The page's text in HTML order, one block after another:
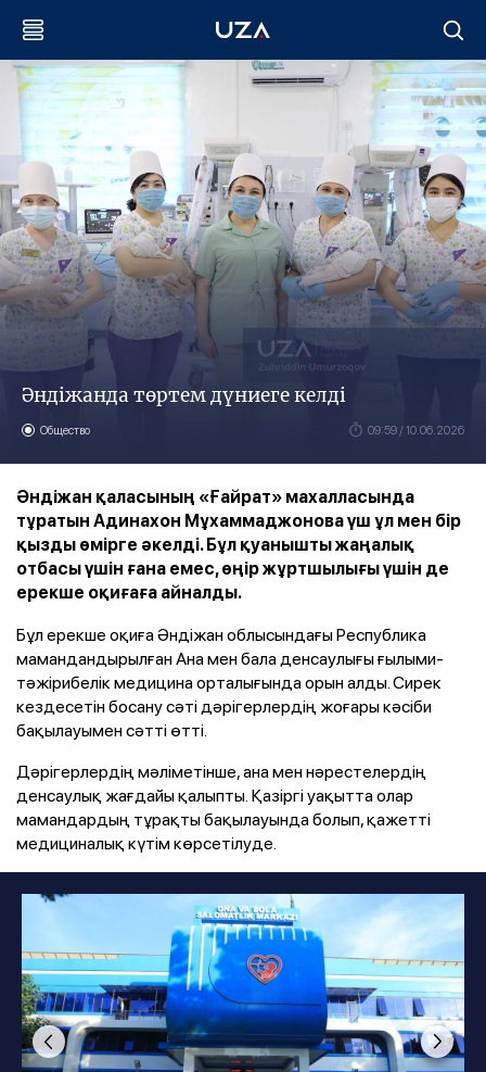
Әндіжанда төртем дүниеге келді
Общество 09:59 / 10.06.2026
Әндіжан қаласының «Ғайрат» махалласында
тұратын Адинахон Мұхаммаджонова үш ұл мен бір
қызды өмірге әкелді. Бұл қуанышты жаңалық
отбасы үшін ғана емес, өңір жұртшылығы үшін де
ерекше оқиғаға айналды.
Бұл ерекше оқиға Әндіжан облысындағы Республика
мамандандырылған Ана мен бала денсаулығы ғылыми-
тәжірибелік медицина орталығында орын алды. Сирек
кездесетін босану сәті дәрігерлердің жоғары кәсіби
бақылауымен сәтті өтті.
Дәрігерлердің мәліметінше, ана мен нәрестелердің
денсаулық жағдайы қалыпты. Қазіргі уақытта олар
мамандардың тұрақты бақылауында болып, қажетті
медициналық күтім көрсетілуде.